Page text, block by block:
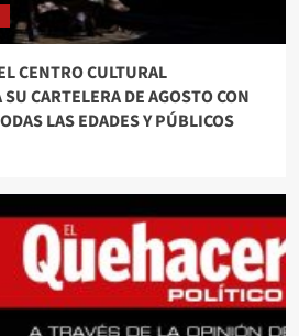
CENTRO CULTURAL
CARTELERA DE AGOSTO CON
LAS EDADES Y PÚBLICOS